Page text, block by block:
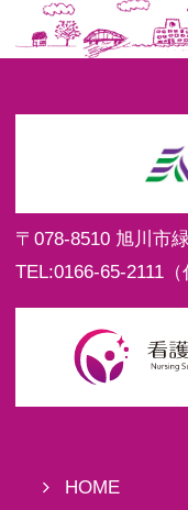
〒078-8510 旭川市
TEL:0166-65-2111（
HOME